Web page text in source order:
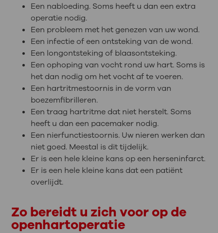
Een nabloeding. Soms heeft u dan een extra
operatie nodig.
Een probleem met het genezen van uw wond.
Een infectie of een ontsteking van de wond.
Een longontsteking of blaasontsteking.
Een ophoping van vocht rond uw hart. Soms is
het dan nodig om het vocht af te voeren.
Een hartritmestoornis in de vorm van
boezemfibrilleren.
Een traag hartritme dat niet herstelt. Soms
heeft u dan een pacemaker nodig.
Een nierfunctiestoornis. Uw nieren werken dan
niet goed. Meestal is dit tijdelijk.
Er is een hele kleine kans op een herseninfarct.
Er is een hele kleine kans dat een patiënt
overlijdt.
Zo bereidt u zich voor op de
openhartoperatie